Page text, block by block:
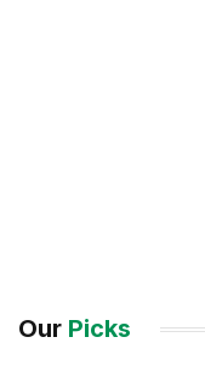
Our Picks